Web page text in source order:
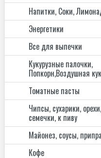
Напитки, Соки,
Энергетики
Все для выпечки
Кукурузные палочки,
Попкорн,Воздушная
Томатные пасты
Чипсы, сухарики, орехи,
семечки, к пиву
Майонез, соусы,
Кофе